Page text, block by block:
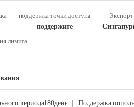
поддержка точки доступа
поддержите
Экспорт
лимита
периода180день ｜ Поддержка